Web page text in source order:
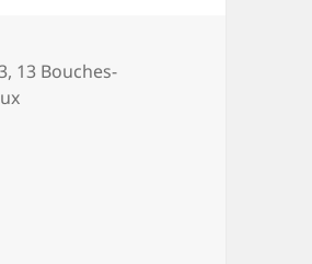
, 13 Bouches-